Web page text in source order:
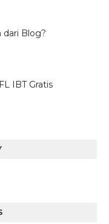
dari Blog?
IBT Gratis